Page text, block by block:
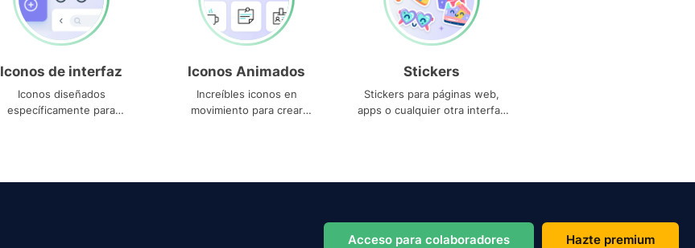
Iconos de interfaz
Iconos diseñados
específicamente para
Iconos Animados
Increíbles iconos en
movimiento para crear
Stickers
Stickers para páginas web,
apps o cualquier otra interfaz
Acceso para colaboradores Hazte premium